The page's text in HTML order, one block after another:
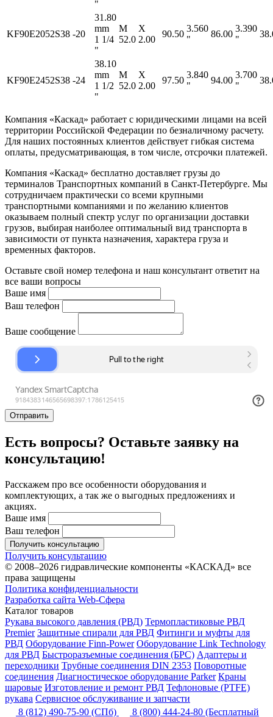
"
KF90E2052S38 -20
31.80
mm
1 1/4
"
M
52.0
X
2.00
90.50
3.560
"
86.00
3.390
"
KF90E2452S38 -24
38.10
mm
1 1/2
"
M
52.0
X
2.00
97.50
3.840
"
94.00
3.700
"
Компания «Каскад» работает с юридическими лицами на всей
территории Российской Федерации по безналичному расчету.
Для наших постоянных клиентов действует гибкая система
оплаты, предусматривающая, в том числе, отсрочки платежей.
Компания «Каскад» бесплатно доставляет грузы до
терминалов Транспортных компаний в Санкт-Петербурге. Мы
сотрудничаем практически со всеми крупными
транспортными компаниями и по желанию клиентов
оказываем полный спектр услуг по организации доставки
грузов, выбирая наиболее оптимальный вид транспорта в
зависимости от пункта назначения, характера груза и
временных факторов.
Оставьте свой номер телефона и наш консультант ответит на
все ваши вопросы
Ваше имя
Ваш телефон
Ваше сообщение
Отправить
Есть вопросы? Оставьте заявку на
консультацию!
Расскажем про все особенности оборудования и
комплектующих, а так же о выгодных предложениях и
акциях.
Ваше имя
Ваш телефон
Получить консультацию
Получить консультацию
© 2008–2026 гидравлические компоненты «КАСКАД» все
права защищены
Политика конфиденциальности
Разработка сайта Web-Сфера
Каталог товаров
Рукава высокого давления (РВД) Термопластиковые РВД
Premier Защитные спирали для РВД Фитинги и муфты для
РВД Оборудование Finn-Power Оборудование Link Technology
для РВД Быстроразъемные соединения (БРС) Адаптеры и
переходники Трубные соединения DIN 2353 Поворотные
соединения Диагностическое оборудование Parker Краны
шаровые Изготовление и ремонт РВД Тефлоновые (PTFE)
рукава Сервисное обслуживание и запчасти
8 (812) 490-75-90 (СПб) 8 (800) 444-24-80 (Бесплатный